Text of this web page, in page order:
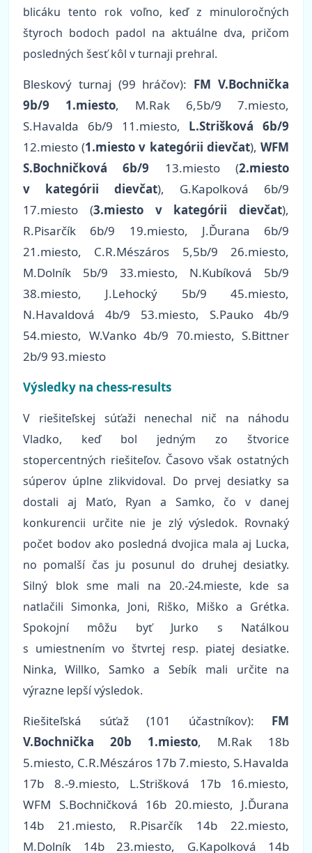
blicáku tento rok voľno, keď z minuloročných
štyroch bodoch padol na aktuálne dva, pričom
posledných šesť kôl v turnaji prehral.
Bleskový turnaj (99 hráčov): FM V.Bochnička
9b/9 1.miesto, M.Rak 6,5b/9 7.miesto,
S.Havalda 6b/9 11.miesto, L.Strišková 6b/9
12.miesto (1.miesto v kategórii dievčat),WFM
S.Bochničková 6b/9 13.miesto (2.miesto
v kategórii dievčat), G.Kapolková 6b/9
17.miesto (3.miesto v kategórii dievčat),
R.Pisarčík 6b/9 19.miesto, J.Ďurana 6b/9
21.miesto, C.R.Mészáros 5,5b/9 26.miesto,
M.Dolník 5b/9 33.miesto, N.Kubíková 5b/9
38.miesto, J.Lehocký 5b/9 45.miesto,
N.Havaldová 4b/9 53.miesto, S.Pauko 4b/9
54.miesto, W.Vanko 4b/9 70.miesto, S.Bittner
2b/9 93.miesto
Výsledky na chess-results
V riešiteľskej súťaži nenechal nič na náhodu
Vladko, keď bol jedným zo štvorice
stopercentných riešiteľov. Časovo však ostatných
súperov úplne zlikvidoval. Do prvej desiatky sa
dostali aj Maťo, Ryan a Samko, čo v danej
konkurencii určite nie je zlý výsledok. Rovnaký
počet bodov ako posledná dvojica mala aj Lucka,
no pomalší čas ju posunul do druhej desiatky.
Silný blok sme mali na 20.-24.mieste, kde sa
natlačili Simonka, Joni, Riško, Miško a Grétka.
Spokojní môžu byť Jurko s Natálkou
s umiestnením vo štvrtej resp. piatej desiatke.
Ninka, Willko, Samko a Sebík mali určite na
výrazne lepší výsledok.
Riešiteľská súťaž (101 účastníkov): FM
V.Bochnička 20b 1.miesto, M.Rak 18b
5.miesto, C.R.Mészáros 17b 7.miesto, S.Havalda
17b 8.-9.miesto, L.Strišková 17b 16.miesto,
WFM S.Bochničková 16b 20.miesto, J.Ďurana
14b 21.miesto, R.Pisarčík 14b 22.miesto,
M.Dolník 14b 23.miesto, G.Kapolková 14b